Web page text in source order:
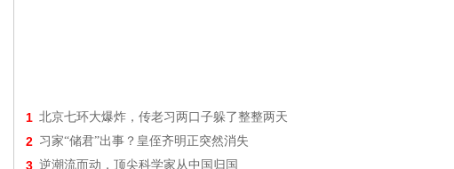
1 北京七环大爆炸，传老习两口子躲了整整两天
2 习家“储君”出事？皇侄齐明正突然消失
3 逆潮流而动，顶尖科学家从中国归国